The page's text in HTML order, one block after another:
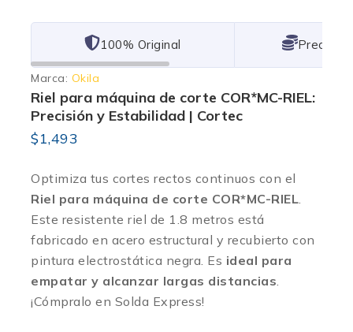
101% Original Lowest
Marca: Okila
Riel para máquina de corte COR*MC-RIEL:
Precisión y Estabilidad | Cortec
$1,493
Optimiza tus cortes rectos continuos con el
Riel para máquina de corte COR*MC-RIEL.
Este resistente riel de 1.8 metros está
fabricado en acero estructural y recubierto con
pintura electrostática negra. Es ideal para
empatar y alcanzar largas distancias.
¡Cómpralo en Solda Express!